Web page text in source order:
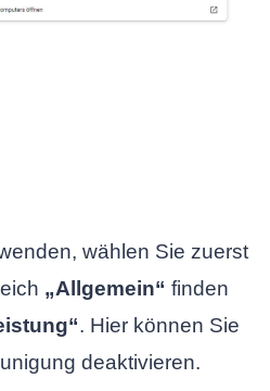
wählen Sie zuerst
„Allgemein“ finden
. Hier können Sie
deaktivieren.